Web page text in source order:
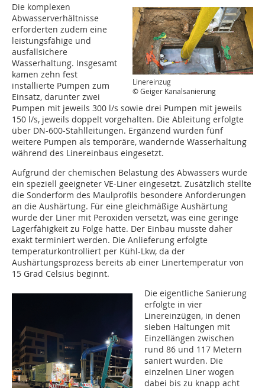
Linereinzug
© Geiger Kanalsanierung
Die komplexen
Abwasserverhältnisse
erforderten zudem eine
leistungsfähige und
ausfallsichere
Wasserhaltung. Insgesamt
kamen zehn fest
installierte Pumpen zum
Einsatz, darunter zwei
Pumpen mit jeweils 300 l/s sowie drei Pumpen mit jeweils
150 l/s, jeweils doppelt vorgehalten. Die Ableitung erfolgte
über DN-600-Stahlleitungen. Ergänzend wurden fünf
weitere Pumpen als temporäre, wandernde Wasserhaltung
während des Linereinbaus eingesetzt.
Aufgrund der chemischen Belastung des Abwassers wurde
ein speziell geeigneter VE-Liner eingesetzt. Zusätzlich stellte
die Sonderform des Maulprofils besondere Anforderungen
an die Aushärtung. Für eine gleichmäßige Aushärtung
wurde der Liner mit Peroxiden versetzt, was eine geringe
Lagerfähigkeit zu Folge hatte. Der Einbau musste daher
exakt terminiert werden. Die Anlieferung erfolgte
temperaturkontrolliert per Kühl-Lkw, da der
Aushärtungsprozess bereits ab einer Linertemperatur von
15 Grad Celsius beginnt.
Die eigentliche Sanierung
erfolgte in vier
Linereinzügen, in denen
sieben Haltungen mit
Einzellängen zwischen
rund 86 und 117 Metern
saniert wurden. Die
einzelnen Liner wogen
dabei bis zu knapp acht